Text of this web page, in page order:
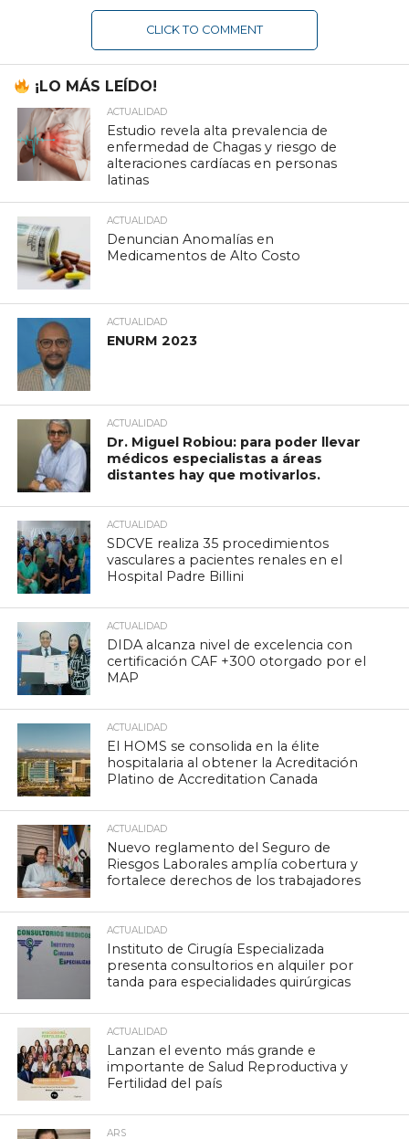
CLICK TO COMMENT
¡LO MÁS LEÍDO!
ACTUALIDAD
Estudio revela alta prevalencia de
enfermedad de Chagas y riesgo de
alteraciones cardíacas en personas
latinas
ACTUALIDAD
Denuncian Anomalías en
Medicamentos de Alto Costo
ACTUALIDAD
ENURM 2023
ACTUALIDAD
Dr. Miguel Robiou: para poder llevar
médicos especialistas a áreas
distantes hay que motivarlos.
ACTUALIDAD
SDCVE realiza 35 procedimientos
vasculares a pacientes renales en el
Hospital Padre Billini
ACTUALIDAD
DIDA alcanza nivel de excelencia con
certificación CAF +300 otorgado por el
MAP
ACTUALIDAD
El HOMS se consolida en la élite
hospitalaria al obtener la Acreditación
Platino de Accreditation Canada
ACTUALIDAD
Nuevo reglamento del Seguro de
Riesgos Laborales amplía cobertura y
fortalece derechos de los trabajadores
ACTUALIDAD
Instituto de Cirugía Especializada
presenta consultorios en alquiler por
tanda para especialidades quirúrgicas
ACTUALIDAD
Lanzan el evento más grande e
importante de Salud Reproductiva y
Fertilidad del país
ARS